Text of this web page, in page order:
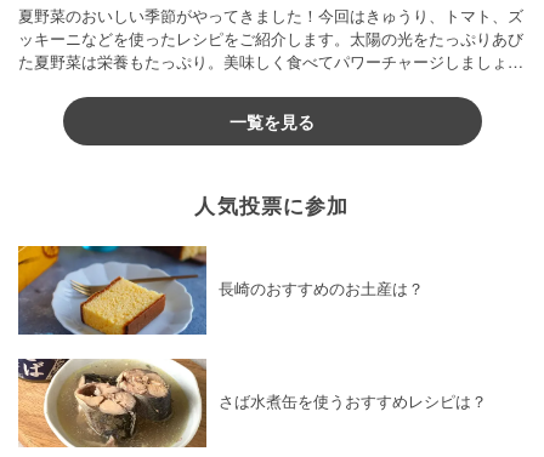
夏野菜のおいしい季節がやってきました！今回はきゅうり、トマト、ズ
ッキーニなどを使ったレシピをご紹介します。太陽の光をたっぷりあび
た夏野菜は栄養もたっぷり。美味しく食べてパワーチャージしましょう
一覧を見る
人気投票に参加
長崎のおすすめのお土産は？
さば水煮缶を使うおすすめレシピは？